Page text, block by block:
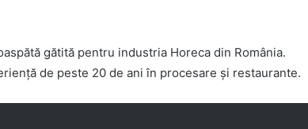
gătită pentru industria Horeca din România.
de peste 20 de ani în procesare și restaurante.